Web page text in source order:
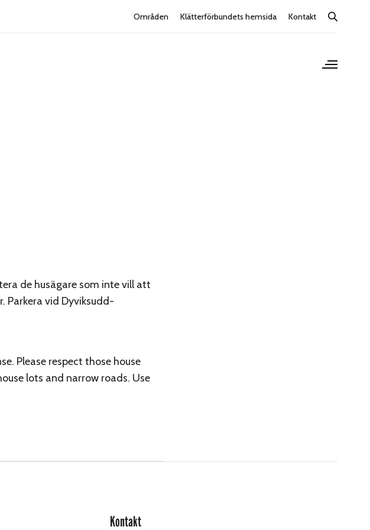
Områden Klätterförbundets hemsida Kontakt
de husägare som inte vill att
Parkera vid Dyviksudd-
Please respect those house
lots and narrow roads. Use
Kontakt